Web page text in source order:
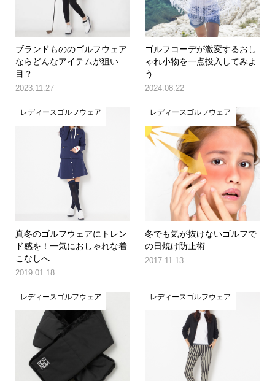
ブランドもののゴルフウェア
ならどんなアイテムが狙い
目？
2023.11.27
ゴルフコーデが激変するおし
ゃれ小物を一点投入してみよ
う
2024.08.22
レディースゴルフウェア
真冬のゴルフウェアにトレン
ド感を！一気におしゃれな着
こなしへ
2019.01.18
レディースゴルフウェア
冬でも気が抜けないゴルフで
の日焼け防止術
2017.11.13
レディースゴルフウェア レディースゴルフウェア